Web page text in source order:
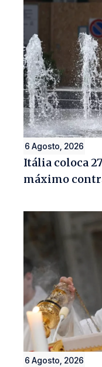
6 Agosto, 2026
Itália coloca
máximo
6 Agosto, 2026